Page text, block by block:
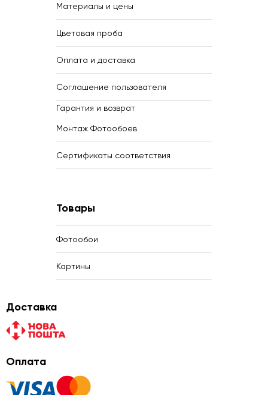
Материалы и цены
Цветовая проба
Оплата и доставка
Соглашение пользователя
Гарантия и возврат
Монтаж Фотообоев
Сертификаты соответствия
Товары
Фотообои
Картины
Доставка
Оплата